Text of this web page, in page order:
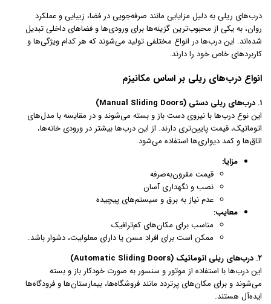
درب‌های ریلی به دلیل مزایایی مانند صرفه‌جویی در فضا، زیبایی و عملکرد
روان، به یکی از محبوب‌ترین گزینه‌ها برای ورودی‌ها و فضاهای داخلی تبدیل
شده‌اند. این درب‌ها در انواع مختلفی تولید می‌شوند که هر کدام ویژگی‌ها و
کاربردهای خاص خود را دارند.
انواع درب‌های ریلی بر اساس مکانیزم
۱. درب‌های ریلی دستی (Manual Sliding Doors)
این نوع درب‌ها با نیروی دست باز و بسته می‌شوند و در مقایسه با مدل‌های
اتوماتیک، قیمت پایین‌تری دارند. از این درب‌ها بیشتر در ورودی خانه‌ها،
اتاق‌ها و کمد دیواری‌ها استفاده می‌شود.
مزایا:
قیمت مقرون‌به‌صرفه
نصب و نگهداری آسان
عدم نیاز به برق و سیستم‌های پیچیده
معایب:
مناسب برای مکان‌های کم‌ترافیک
ممکن است برای افراد مسن یا دارای معلولیت، دشوار باشد.
۲. درب‌های ریلی اتوماتیک (Automatic Sliding Doors)
این درب‌ها با استفاده از موتور و سنسور به صورت خودکار باز و بسته
می‌شوند و برای مکان‌های پرتردد مانند فروشگاه‌ها، بیمارستان‌ها و فرودگاه‌ها
ایده‌آل هستند.